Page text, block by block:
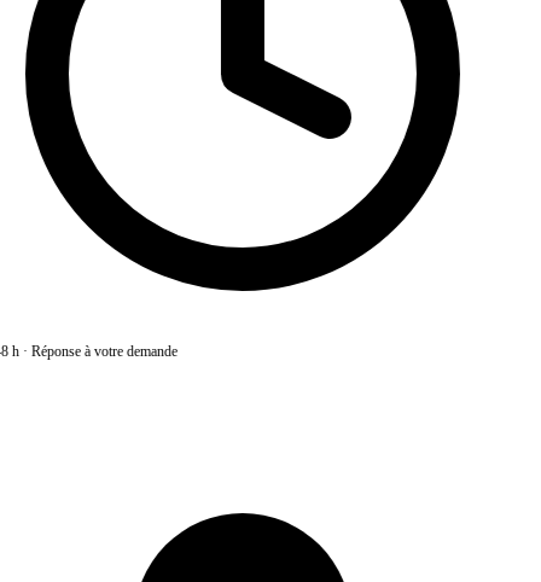
h·Réponse à votre demande